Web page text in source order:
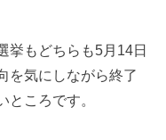
挙もどちらも5月14日
を気にしながら終了
ところです。